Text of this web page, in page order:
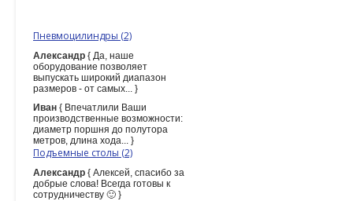
Пневмоцилиндры (2)
Александр { Да, наше
оборудование позволяет
выпускать широкий диапазон
размеров - от самых... }
Иван { Впечатлили Ваши
производственные возможности:
диаметр поршня до полутора
метров, длина хода... }
Подъемные столы (2)
Александр { Алексей, спасибо за
добрые слова! Всегда готовы к
сотрудничеству 🙂 }